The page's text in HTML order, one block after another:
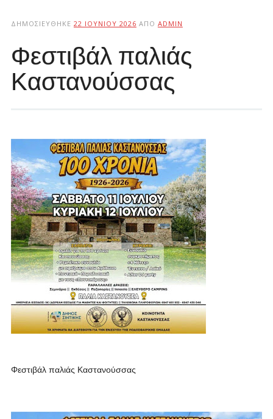
ΔΗΜΟΣΙΕΎΘΗΚΕ 22 ΙΟΥΝΊΟΥ 2026 ΑΠΌ ADMIN
Φεστιβάλ παλιάς
Καστανούσσας
Φεστιβάλ παλιάς Καστανούσσας